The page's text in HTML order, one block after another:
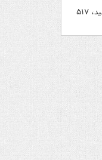
آمار شهدای جنگ رمضان؛ ۳۵۱۹ شهید، ۵۱۷